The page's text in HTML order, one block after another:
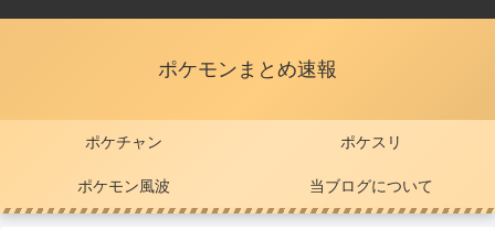
ポケモンまとめ速報
ポケチャン ポケスリ
ポケモン風波 当ブログについて